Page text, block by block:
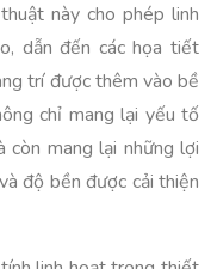
này cho phép linh
dẫn đến các họa tiết
trí được thêm vào bề
chỉ mang lại yếu tố
mang lại những lợi
độ bền được cải thiện